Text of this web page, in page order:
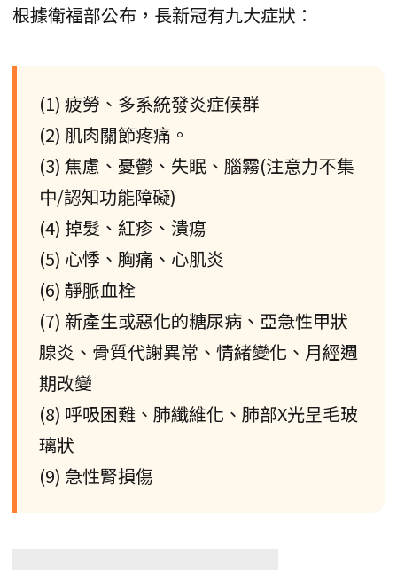
根據衛福部公布，長新冠有九大症狀：
(1) 疲勞、多系統發炎症候群
(2) 肌肉關節疼痛。
(3) 焦慮、憂鬱、失眠、腦霧(注意力不集
中/認知功能障礙)
(4) 掉髮、紅疹、潰瘍
(5) 心悸、胸痛、心肌炎
(6) 靜脈血栓
(7) 新產生或惡化的糖尿病、亞急性甲狀
腺炎、骨質代謝異常、情緒變化、月經週
期改變
(8) 呼吸困難、肺纖維化、肺部X光呈毛玻
璃狀
(9) 急性腎損傷